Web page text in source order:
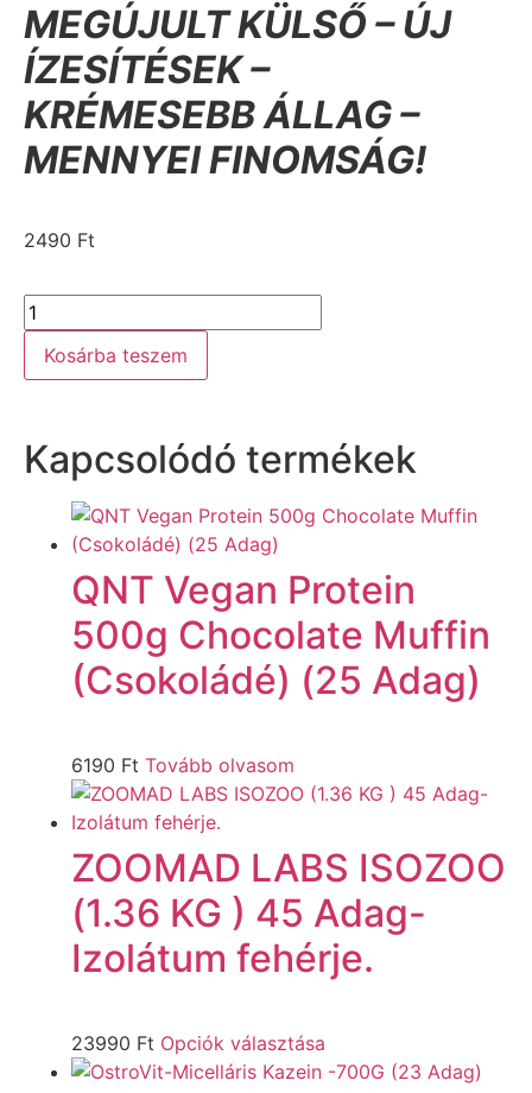
MEGÚJULT KÜLSŐ – ÚJ
ÍZESÍTÉSEK –
KRÉMESEBB ÁLLAG –
MENNYEI FINOMSÁG!
2490 Ft
Kosárba teszem
Kapcsolódó termékek
QNT Vegan Protein
500g Chocolate Muffin
(Csokoládé) (25 Adag)
6190 Ft Tovább olvasom
ZOOMAD LABS ISOZOO
(1.36 KG ) 45 Adag-
Izolátum fehérje.
23990 Ft Opciók választása